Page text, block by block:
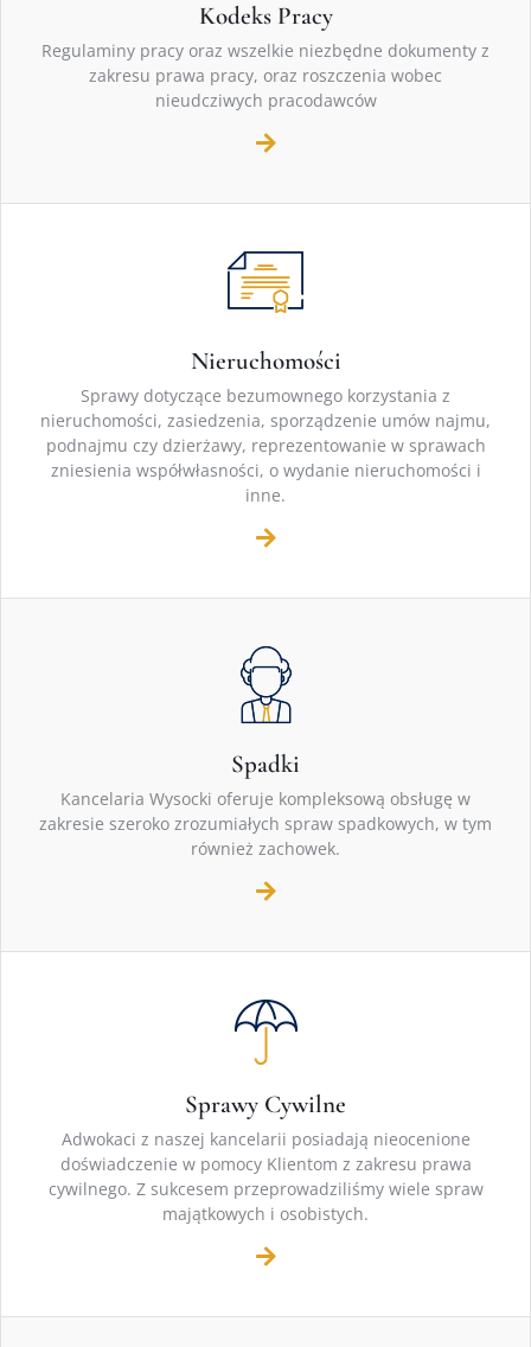
Kodeks Pracy
Regulaminy pracy oraz wszelkie niezbędne dokumenty z
zakresu prawa pracy, oraz roszczenia wobec
nieudcziwych pracodawców
Nieruchomości
Sprawy dotyczące bezumownego korzystania z
nieruchomości, zasiedzenia, sporządzenie umów najmu,
podnajmu czy dzierżawy, reprezentowanie w sprawach
zniesienia współwłasności, o wydanie nieruchomości i
inne.
Spadki
Kancelaria Wysocki oferuje kompleksową obsługę w
zakresie szeroko zrozumiałych spraw spadkowych, w tym
również zachowek.
Sprawy Cywilne
Adwokaci z naszej kancelarii posiadają nieocenione
doświadczenie w pomocy Klientom z zakresu prawa
cywilnego. Z sukcesem przeprowadziliśmy wiele spraw
majątkowych i osobistych.